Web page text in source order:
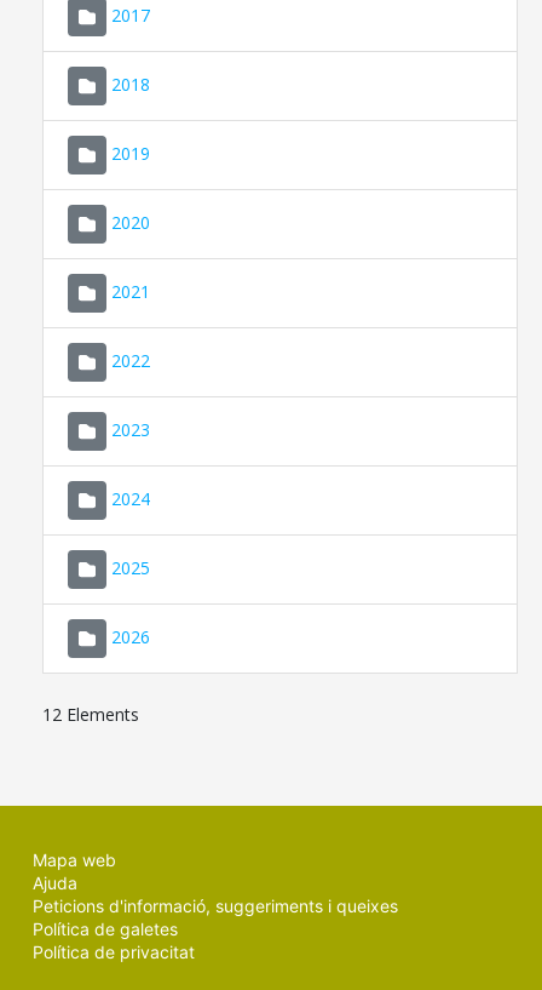
2017
2018
2019
2020
2021
2022
2023
2024
2025
2026
12 Elements
Mapa web
Ajuda
Peticions d'informació, suggeriments i queixes
Política de galetes
Política de privacitat